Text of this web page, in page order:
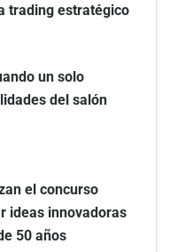
trading estratégico
un solo
del salón
el concurso
ideas innovadoras
50 años